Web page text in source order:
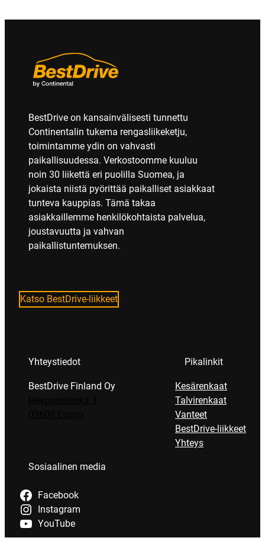
BestDrive on kansainvälisesti tunnettu
Continentalin tukema rengasliikeketju,
toimintamme ydin on vahvasti
paikallisuudessa. Verkostoomme kuuluu
noin 30 liikettä eri puolilla Suomea, ja
jokaista niistä pyörittää paikalliset asiakkaat
tunteva kauppias. Tämä takaa
asiakkaillemme henkilökohtaista palvelua,
joustavuutta ja vahvan
paikallistuntemuksen.
Katso BestDrive-liikkeet
Yhteystiedot
BestDrive Finland Oy
Pikalinkit
Kesärenkaat
Talvirenkaat
Vanteet
BestDrive-liikkeet
Yhteys
Sosiaalinen media
Facebook
Instagram
YouTube